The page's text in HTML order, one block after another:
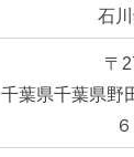
石川
〒
千葉県千葉県野